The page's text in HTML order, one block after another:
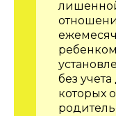
без
которых